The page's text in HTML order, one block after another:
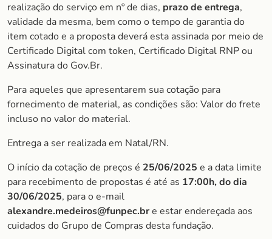
realização do serviço em nº de dias, prazo de entrega,
validade da mesma, bem como o tempo de garantia do
item cotado e a proposta deverá esta assinada por meio de
Certificado Digital com token, Certificado Digital RNP ou
Assinatura do Gov.Br.
Para aqueles que apresentarem sua cotação para
fornecimento de material, as condições são: Valor do frete
incluso no valor do material.
Entrega a ser realizada em Natal/RN.
O início da cotação de preços é 25/06/2025 e a data limite
para recebimento de propostas é até as 17:00h, do dia
30/06/2025, para o e-mail
alexandre.medeiros@funpec.bre estar endereçada aos
cuidados do Grupo de Compras desta fundação.